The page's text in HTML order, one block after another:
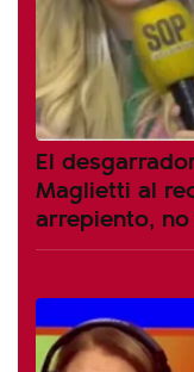
El
Maglietti al
arrepiento, no